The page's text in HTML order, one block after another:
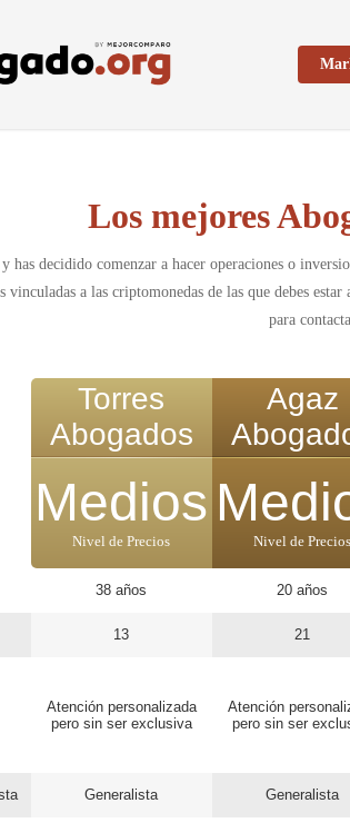
Los mejores
has decidido comenzar a hacer operaciones o
vinculadas a las criptomonedas de las que debes
para
Torres
Abogados
Medios
Nivel de Precios
38 años
13
Atención personalizada
pero sin ser exclusiva
Generalista
Agaz
Nivel de Precios
20 años
21
Atención
pero sin ser
Generalista